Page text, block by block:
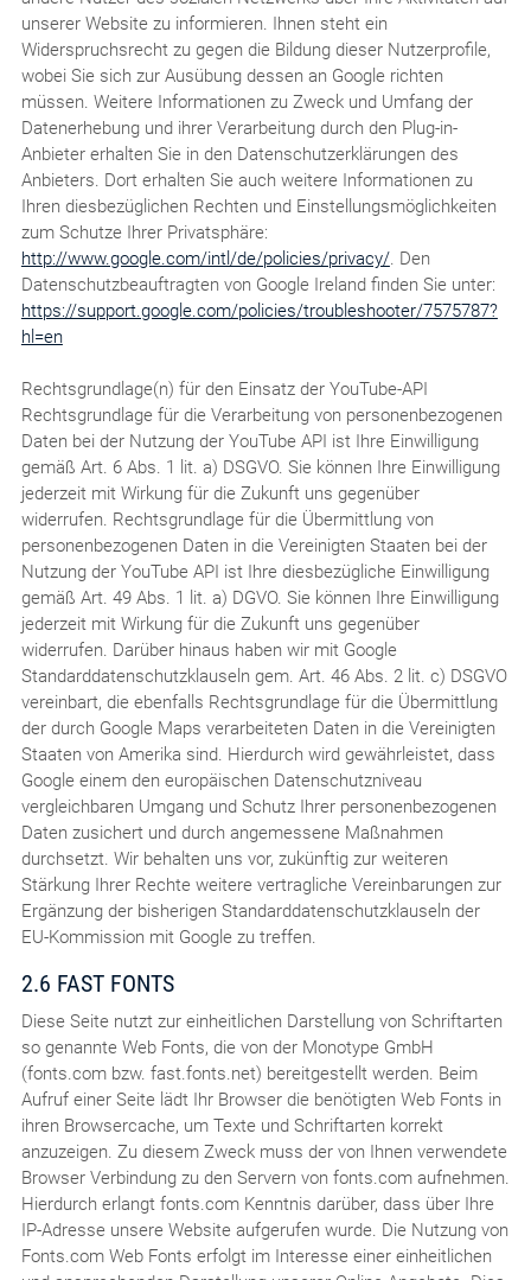
unserer Website zu informieren. Ihnen steht ein
Widerspruchsrecht zu gegen die Bildung dieser Nutzerprofile,
wobei Sie sich zur Ausübung dessen an Google richten
müssen. Weitere Informationen zu Zweck und Umfang der
Datenerhebung und ihrer Verarbeitung durch den Plug-in-
Anbieter erhalten Sie in den Datenschutzerklärungen des
Anbieters. Dort erhalten Sie auch weitere Informationen zu
Ihren diesbezüglichen Rechten und Einstellungsmöglichkeiten
zum Schutze Ihrer Privatsphäre:
http://www.google.com/intl/de/policies/privacy/. Den
Datenschutzbeauftragten von Google Ireland finden Sie unter:
https://support.google.com/policies/troubleshooter/7575787?
hl=en
Rechtsgrundlage(n) für den Einsatz der YouTube-API
Rechtsgrundlage für die Verarbeitung von personenbezogenen
Daten bei der Nutzung der YouTube API ist Ihre Einwilligung
gemäß Art. 6 Abs. 1 lit. a) DSGVO. Sie können Ihre Einwilligung
jederzeit mit Wirkung für die Zukunft uns gegenüber
widerrufen. Rechtsgrundlage für die Übermittlung von
personenbezogenen Daten in die Vereinigten Staaten bei der
Nutzung der YouTube API ist Ihre diesbezügliche Einwilligung
gemäß Art. 49 Abs. 1 lit. a) DGVO. Sie können Ihre Einwilligung
jederzeit mit Wirkung für die Zukunft uns gegenüber
widerrufen. Darüber hinaus haben wir mit Google
Standarddatenschutzklauseln gem. Art. 46 Abs. 2 lit. c) DSGVO
vereinbart, die ebenfalls Rechtsgrundlage für die Übermittlung
der durch Google Maps verarbeiteten Daten in die Vereinigten
Staaten von Amerika sind. Hierdurch wird gewährleistet, dass
Google einem den europäischen Datenschutzniveau
vergleichbaren Umgang und Schutz Ihrer personenbezogenen
Daten zusichert und durch angemessene Maßnahmen
durchsetzt. Wir behalten uns vor, zukünftig zur weiteren
Stärkung Ihrer Rechte weitere vertragliche Vereinbarungen zur
Ergänzung der bisherigen Standarddatenschutzklauseln der
EU-Kommission mit Google zu treffen.
2.6 FAST FONTS
Diese Seite nutzt zur einheitlichen Darstellung von Schriftarten
so genannte Web Fonts, die von der Monotype GmbH
(fonts.com bzw. fast.fonts.net) bereitgestellt werden. Beim
Aufruf einer Seite lädt Ihr Browser die benötigten Web Fonts in
ihren Browsercache, um Texte und Schriftarten korrekt
anzuzeigen. Zu diesem Zweck muss der von Ihnen verwendete
Browser Verbindung zu den Servern von fonts.com aufnehmen.
Hierdurch erlangt fonts.com Kenntnis darüber, dass über Ihre
IP-Adresse unsere Website aufgerufen wurde. Die Nutzung von
Fonts.com Web Fonts erfolgt im Interesse einer einheitlichen